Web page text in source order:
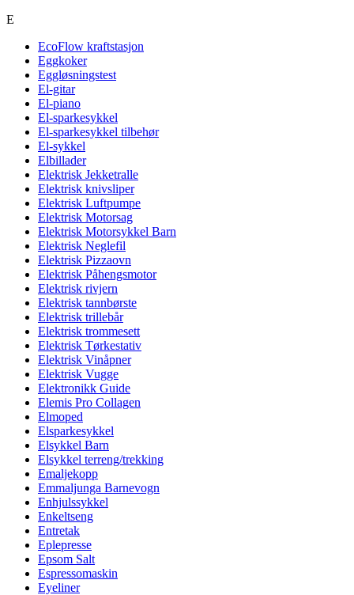
E
EcoFlow kraftstasjon
Eggkoker
Eggløsningstest
El-gitar
El-piano
El-sparkesykkel
El-sparkesykkel tilbehør
El-sykkel
Elbillader
Elektrisk Jekketralle
Elektrisk knivsliper
Elektrisk Luftpumpe
Elektrisk Motorsag
Elektrisk Motorsykkel Barn
Elektrisk Neglefil
Elektrisk Pizzaovn
Elektrisk Påhengsmotor
Elektrisk rivjern
Elektrisk tannbørste
Elektrisk trillebår
Elektrisk trommesett
Elektrisk Tørkestativ
Elektrisk Vinåpner
Elektrisk Vugge
Elektronikk Guide
Elemis Pro Collagen
Elmoped
Elsparkesykkel
Elsykkel Barn
Elsykkel terreng/trekking
Emaljekopp
Emmaljunga Barnevogn
Enhjulssykkel
Enkeltseng
Entretak
Eplepresse
Epsom Salt
Espressomaskin
Eyeliner